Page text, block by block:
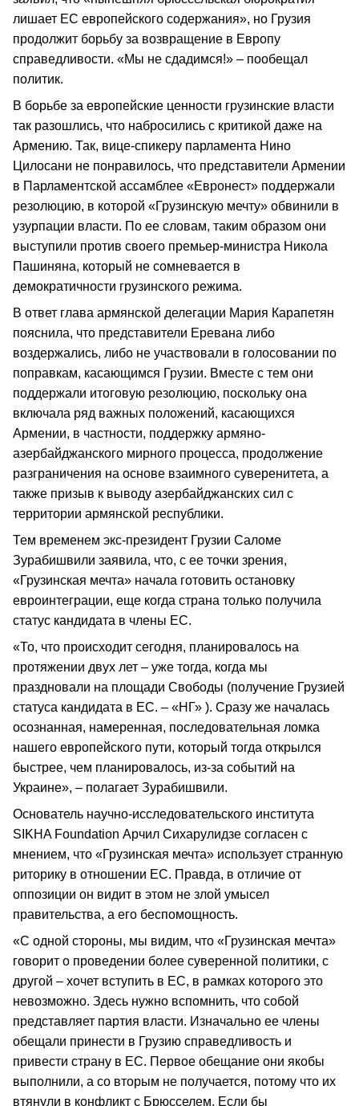
лишает ЕС европейского содержания», но Грузия
продолжит борьбу за возвращение в Европу
справедливости. «Мы не сдадимся!» – пообещал
политик.
В борьбе за европейские ценности грузинские власти
так разошлись, что набросились с критикой даже на
Армению. Так, вице-спикеру парламента Нино
Цилосани не понравилось, что представители Армении
в Парламентской ассамблее «Евронест» поддержали
резолюцию, в которой «Грузинскую мечту» обвинили в
узурпации власти. По ее словам, таким образом они
выступили против своего премьер-министра Никола
Пашиняна, который не сомневается в
демократичности грузинского режима.
В ответ глава армянской делегации Мария Карапетян
пояснила, что представители Еревана либо
воздержались, либо не участвовали в голосовании по
поправкам, касающимся Грузии. Вместе с тем они
поддержали итоговую резолюцию, поскольку она
включала ряд важных положений, касающихся
Армении, в частности, поддержку армяно-
азербайджанского мирного процесса, продолжение
разграничения на основе взаимного суверенитета, а
также призыв к выводу азербайджанских сил с
территории армянской республики.
Тем временем экс-президент Грузии Саломе
Зурабишвили заявила, что, с ее точки зрения,
«Грузинская мечта» начала готовить остановку
евроинтеграции, еще когда страна только получила
статус кандидата в члены ЕС.
«То, что происходит сегодня, планировалось на
протяжении двух лет – уже тогда, когда мы
праздновали на площади Свободы (получение Грузией
статуса кандидата в ЕС. – «НГ» ). Сразу же началась
осознанная, намеренная, последовательная ломка
нашего европейского пути, который тогда открылся
быстрее, чем планировалось, из-за событий на
Украине», – полагает Зурабишвили.
Основатель научно-исследовательского института
SIKHA Foundation Арчил Сихарулидзе согласен с
мнением, что «Грузинская мечта» использует странную
риторику в отношении ЕС. Правда, в отличие от
оппозиции он видит в этом не злой умысел
правительства, а его беспомощность.
«С одной стороны, мы видим, что «Грузинская мечта»
говорит о проведении более суверенной политики, с
другой – хочет вступить в ЕС, в рамках которого это
невозможно. Здесь нужно вспомнить, что собой
представляет партия власти. Изначально ее члены
обещали принести в Грузию справедливость и
привести страну в ЕС. Первое обещание они якобы
выполнили, а со вторым не получается, потому что их
втянули в конфликт с Брюсселем. Если бы